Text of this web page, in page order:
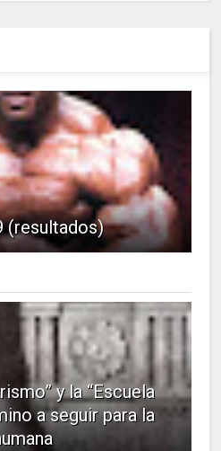
(resultados)
y la “Escuela
a seguir para la